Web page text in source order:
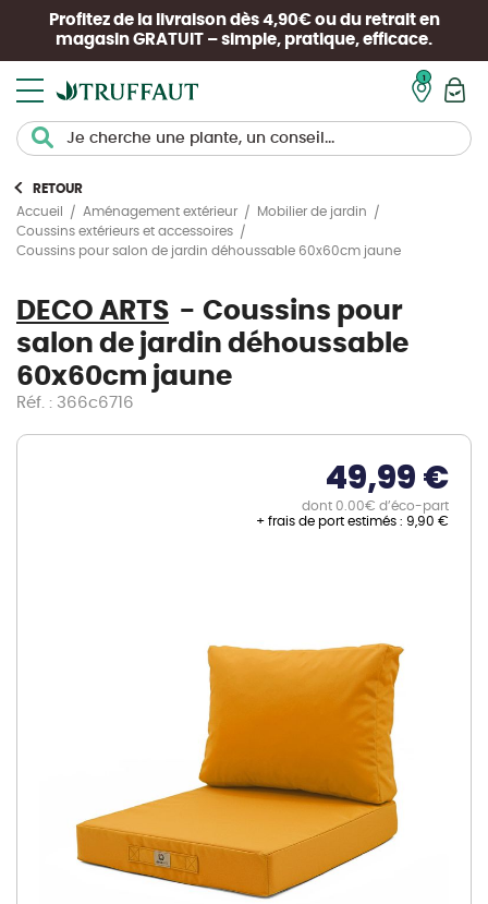
Profitez de la livraison dès 4,90€ ou du retrait en
magasin GRATUIT – simple, pratique, efficace.
RETOUR
Accueil
Aménagement extérieur
Mobilier de jardin
Coussins extérieurs et accessoires
Coussins pour salon de jardin déhoussable 60x60cm jaune
DECO ARTS
Coussins pour
salon de jardin déhoussable
60x60cm jaune
Réf. : 366c6716
49,99 €
dont 0.00€ d’éco-part
+ frais de port estimés : 9,90 €